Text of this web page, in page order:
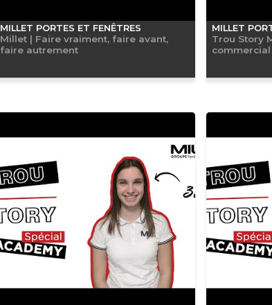
MILLET PORTES ET FENÊTRES
Millet | Faire vraiment, faire avant,
faire autrement
MILLET
Trou Story